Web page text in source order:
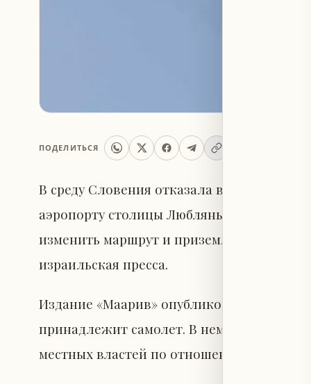
ПОДЕЛИТЬСЯ
В среду Словения отказала в посадке
аэропорту столицы Любляны, в
изменить маршрут и приземлиться в
израильская пресса.
Издание «Маарив» опубликовало
принадлежит самолет. В нем говорится,
местных властей по отношению к